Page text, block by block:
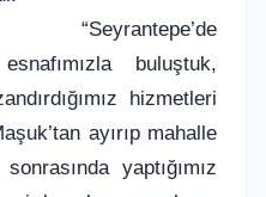
buluştuk,
hizmetleri
ayırıp mahalle
yaptığımız